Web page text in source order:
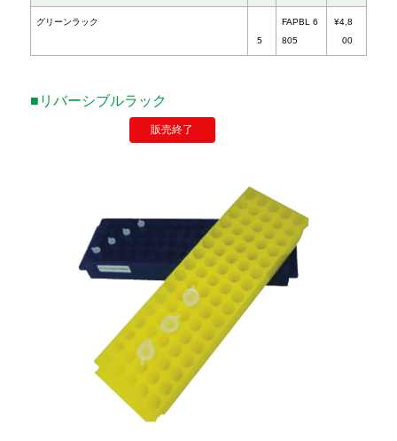
品名
グリーンラック
■リバーシブルラック
販売終了